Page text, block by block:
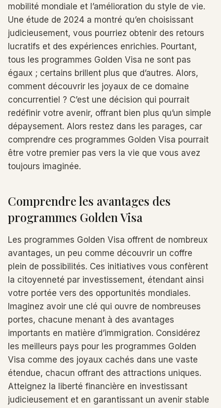
mobilité mondiale et l’amélioration du style de vie.
Une étude de 2024 a montré qu’en choisissant
judicieusement, vous pourriez obtenir des retours
lucratifs et des expériences enrichies. Pourtant,
tous les programmes Golden Visa ne sont pas
égaux ; certains brillent plus que d’autres. Alors,
comment découvrir les joyaux de ce domaine
concurrentiel ? C’est une décision qui pourrait
redéfinir votre avenir, offrant bien plus qu’un simple
dépaysement. Alors restez dans les parages, car
comprendre ces programmes Golden Visa pourrait
être votre premier pas vers la vie que vous avez
toujours imaginée.
Comprendre les avantages des
programmes Golden Visa
Les programmes Golden Visa offrent de nombreux
avantages, un peu comme découvrir un coffre
plein de possibilités. Ces initiatives vous confèrent
la citoyenneté par investissement, étendant ainsi
votre portée vers des opportunités mondiales.
Imaginez avoir une clé qui ouvre de nombreuses
portes, chacune menant à des avantages
importants en matière d’immigration. Considérez
les meilleurs pays pour les programmes Golden
Visa comme des joyaux cachés dans une vaste
étendue, chacun offrant des attractions uniques.
Atteignez la liberté financière en investissant
judicieusement et en garantissant un avenir stable